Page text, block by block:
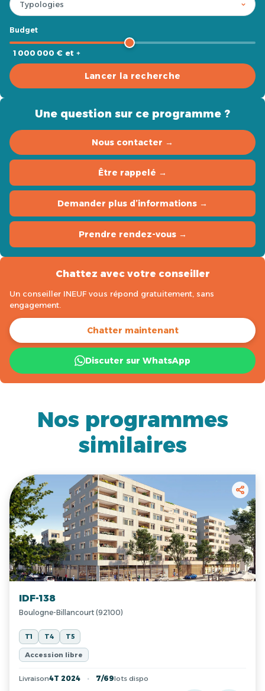
Budget
1 000 000 € et +
Lancer la recherche
Une question sur ce programme ?
Nous contacter →
Être rappelé →
Demander plus d’informations →
Prendre rendez-vous →
Chattez avec votre conseiller
Un conseiller INEUF vous répond gratuitement, sans
engagement.
Chatter maintenant
Discuter sur WhatsApp
Nos programmes
similaires
IDF-138
Boulogne-Billancourt (92100)
T1 T4 T5
Accession libre
Livraison4T 2024 7/69lots dispo